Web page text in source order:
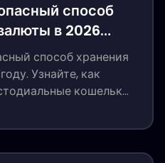
способ
в 2026
способ хранения
Узнайте, как
кошельки,